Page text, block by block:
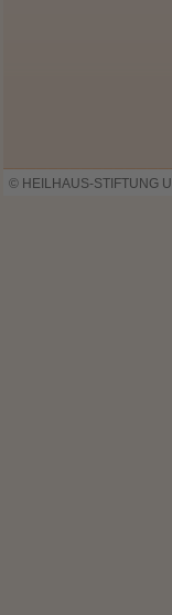
© HEILHAUS-STIFTUNG